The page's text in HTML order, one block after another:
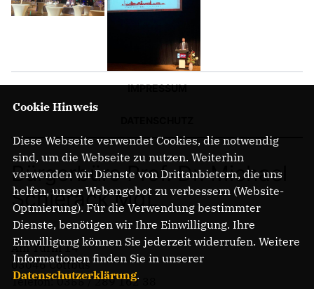
IMPRESSUM
Bürgerbüro Prof. Dr. Michael
Schierack MdL
Am Turm 14
03046 Cottbus
Telefon: 0355 / 289 162 38
Cookie Hinweis
Diese Webseite verwendet Cookies, die notwendig
sind, um die Webseite zu nutzen. Weiterhin
verwenden wir Dienste von Drittanbietern, die uns
helfen, unser Webangebot zu verbessern (Website-
Optmierung). Für die Verwendung bestimmter
Dienste, benötigen wir Ihre Einwilligung. Ihre
Einwilligung können Sie jederzeit widerrufen. Weitere
Informationen finden Sie in unserer
Datenschutzerklärung.